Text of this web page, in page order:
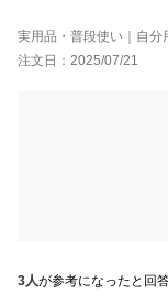
にします。製品自体
使いやすいのと、肌
実用品・普段使い｜自分
注文日：2025/07/21
3人が参考になったと回